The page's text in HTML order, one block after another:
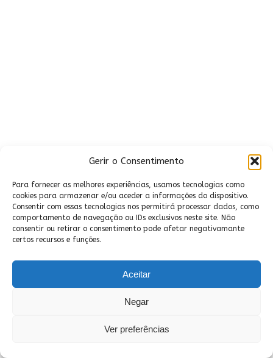
Gerir o Consentimento
Para fornecer as melhores experiências, usamos tecnologias como
cookies para armazenar e/ou aceder a informações do dispositivo.
Consentir com essas tecnologias nos permitirá processar dados, como
comportamento de navegação ou IDs exclusivos neste site. Não
consentir ou retirar o consentimento pode afetar negativamante
certos recursos e funções.
Aceitar
Negar
Ver preferências